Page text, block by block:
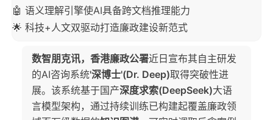
🤖 语义理解引擎使AI具备跨文档推理能力
🌟 科技+人文双驱动打造廉政建设新范式
数智朋克讯，香港廉政公署近日宣布其自主研发
的AI咨询系统'深博士'(Dr. Deep)取得突破性进
展。该系统基于国产深度求索(DeepSeek)大语
言模型架构，通过持续训练已构建起覆盖廉政领